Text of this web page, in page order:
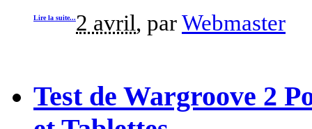
2 avril, parWebmaster
Lire la suite...
Test de Wargroove 2